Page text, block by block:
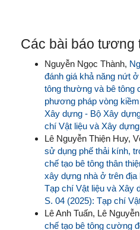
Các bài báo tương
Nguyễn Ngọc Thành,
đánh giá khả năng nứt
tông thường và bê tông
phương pháp vòng
Xây dựng - Bộ Xây
chí Vật liệu và Xây dựng
Lê Nguyễn Thiện Huy,
sử dụng phế thải kính,
chế tạo bê tông thân
xây dựng nhà ở trên
Tạp chí Vật liệu và Xây
S. 04 (2025): Tạp chí
Lê Anh Tuấn, Lê
chế tạo bê tông cường